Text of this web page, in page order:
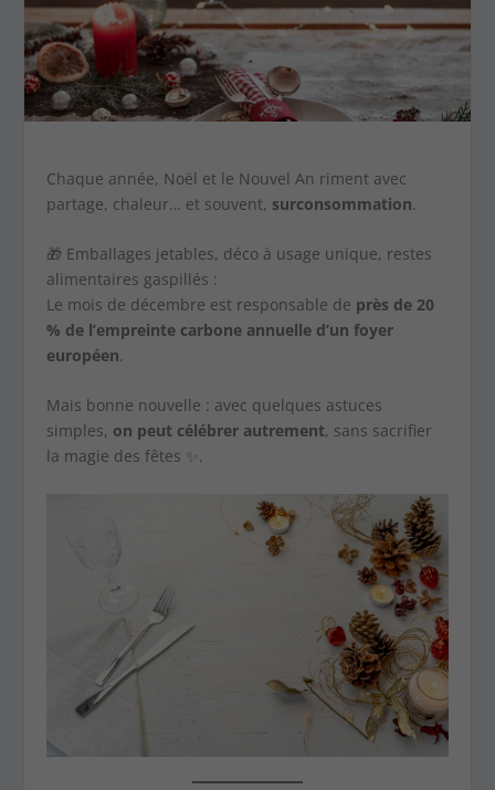
Chaque année, Noël et le Nouvel An riment avec
partage, chaleur… et souvent, surconsommation.
🎁 Emballages jetables, déco à usage unique, restes
alimentaires gaspillés :
Le mois de décembre est responsable de près de 20
% de l’empreinte carbone annuelle d’un foyer
européen.
Mais bonne nouvelle : avec quelques astuces
simples, on peut célébrer autrement, sans sacrifier
la magie des fêtes ✨.